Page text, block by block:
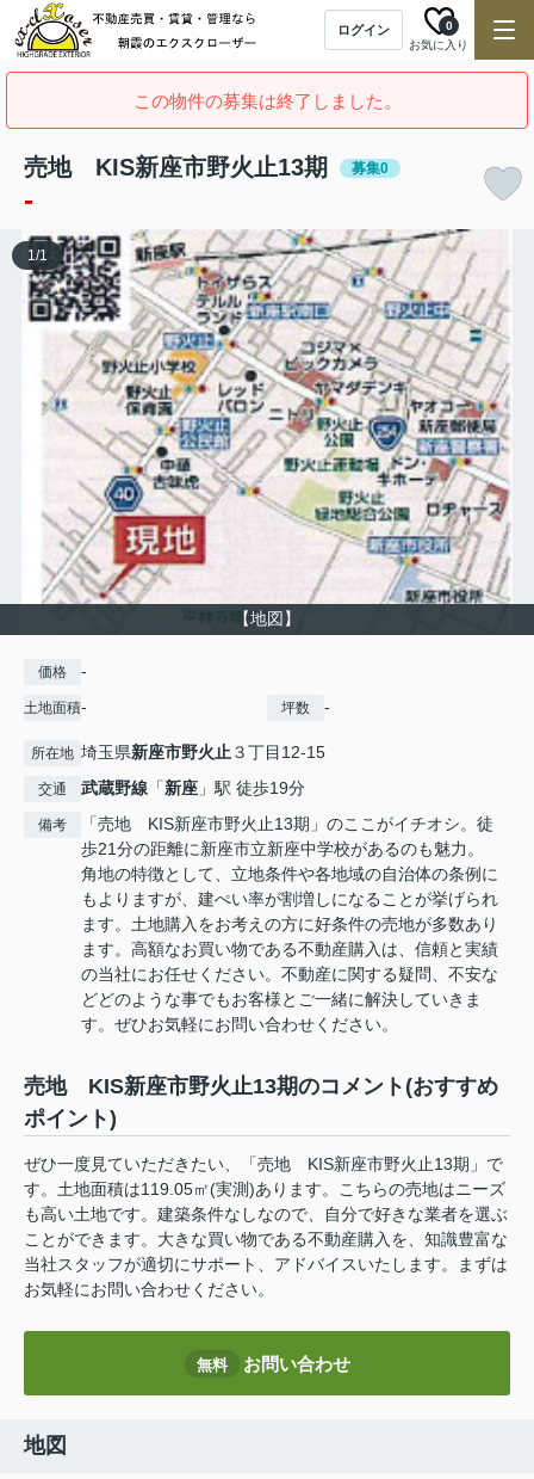
ログイン
お気に入り
0
この物件の募集は終了しました。
売地 KIS新座市野火止13期 募集0
-
【地図】
1/1
価格 -
土地面積- 坪数 -
所在地 埼玉県新座市野火止３丁目12-15
交通 武蔵野線 「新座 」駅 徒歩19分
備考
「売地 KIS新座市野火止13期」のここがイチオシ。徒
歩21分の距離に新座市立新座中学校があるのも魅力。
角地の特徴として、立地条件や各地域の自治体の条例に
もよりますが、建ぺい率が割増しになることが挙げられ
ます。土地購入をお考えの方に好条件の売地が多数あり
ます。高額なお買い物である不動産購入は、信頼と実績
の当社にお任せください。不動産に関する疑問、不安な
どどのような事でもお客様とご一緒に解決していきま
す。ぜひお気軽にお問い合わせください。
売地 KIS新座市野火止13期のコメント(おすすめ
ポイント)
ぜひ一度見ていただきたい、「売地 KIS新座市野火止13期」で
す。土地面積は119.05㎡(実測)あります。こちらの売地はニーズ
も高い土地です。建築条件なしなので、自分で好きな業者を選ぶ
ことができます。大きな買い物である不動産購入を、知識豊富な
当社スタッフが適切にサポート、アドバイスいたします。まずは
お気軽にお問い合わせください。
無料 お問い合わせ
地図